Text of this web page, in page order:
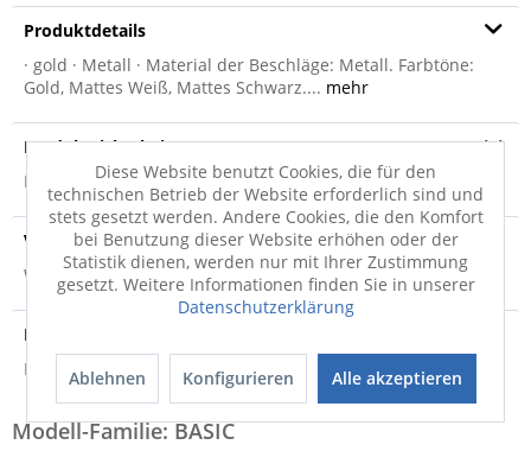
Produktdetails
· gold · Metall · Material der Beschläge: Metall. Farbtöne:
Gold, Mattes Weiß, Mattes Schwarz.... mehr
Produktsicherheit
Produktsicherheit
Versandinfo
Weitere Informationen zum Versand...
Entsorgungshinweis
Hinweis zur Entsorgung von Elektrogeräten
Modell-Familie: BASIC
Diese Website benutzt Cookies, die für den
technischen Betrieb der Website erforderlich sind und
stets gesetzt werden. Andere Cookies, die den Komfort
bei Benutzung dieser Website erhöhen oder der
Statistik dienen, werden nur mit Ihrer Zustimmung
gesetzt. Weitere Informationen finden Sie in unserer
Datenschutzerklärung
Ablehnen Konfigurieren Alle akzeptieren